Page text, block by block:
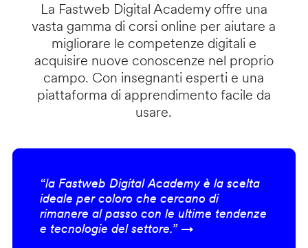
La Fastweb Digital Academy offre una
vasta gamma di corsi online per aiutare a
migliorare le competenze digitali e
acquisire nuove conoscenze nel proprio
campo. Con insegnanti esperti e una
piattaforma di apprendimento facile da
usare.
“la Fastweb Digital Academy è la scelta
ideale per coloro che cercano di
rimanere al passo con le ultime tendenze
e tecnologie del settore.” →